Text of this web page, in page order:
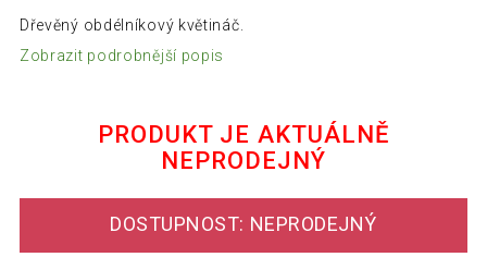
Dřevěný obdélníkový květináč.
Zobrazit podrobnější popis
PRODUKT JE AKTUÁLNĚ
NEPRODEJNÝ
DOSTUPNOST: NEPRODEJNÝ